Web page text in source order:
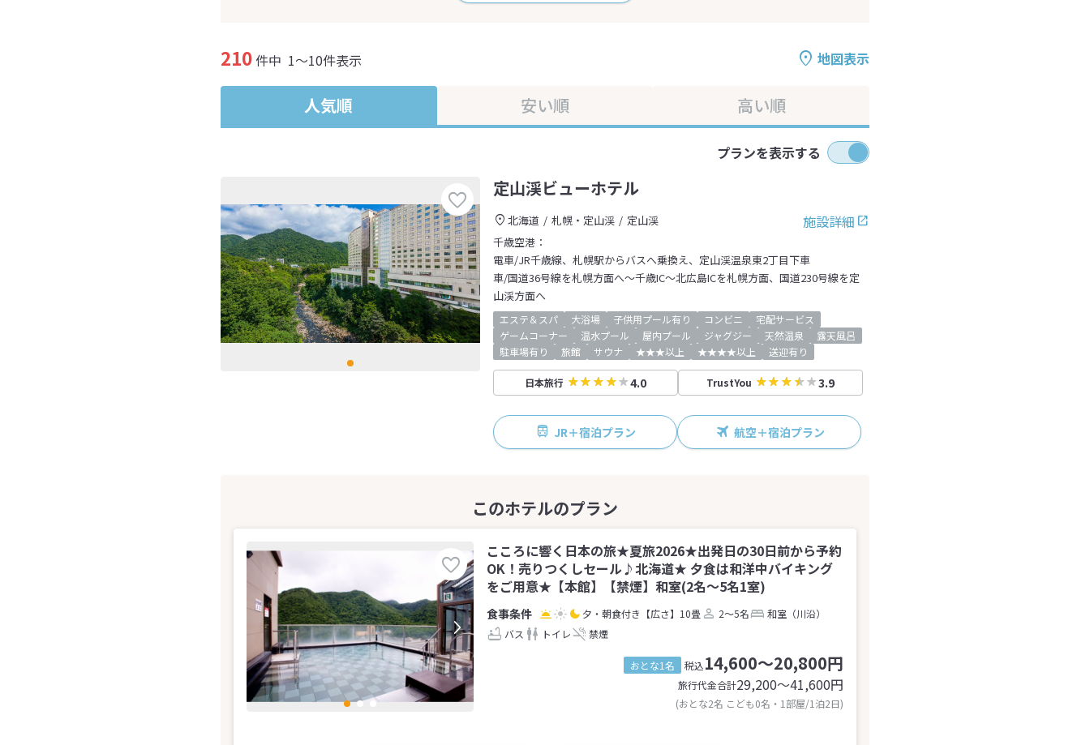
地図表示
210件中 1～10件表示
人気順 安い順 高い順
プランを表示する
定山渓ビューホテル
施設詳細
北海道 札幌・定山渓
定山渓
千歳空港：
電車/JR千歳線、札幌駅からバスへ乗換え、定山渓温泉東2丁目下車
車/国道36号線を札幌方面へ～千歳IC～北広島ICを札幌方面、国道230号線を定
山渓方面へ
エステ＆スパ 大浴場 子供用プール有り コンビニ
宅配サービス
ゲームコーナー
温水プール 屋内プール ジャグジー 天然温泉
露天風呂
駐車場有り
旅館 サウナ ★★★以上 ★★★★以上 送迎有り
日本旅行 4.0 TrustYou 3.9
JR＋宿泊プラン 航空＋宿泊プラン
こころに響く日本の旅★夏旅2026★出発日の30日前から予約
OK！売りつくしセール♪北海道★ 夕食は和洋中バイキング
をご用意★【本館】【禁煙】和室(2名～5名1室)
夕・朝食付き 【広さ】10畳 2～5名
和室（川沿）
バス
トイレ 禁煙
おとな1名 税込14,600～20,800円
旅行代金合計29,200〜41,600円
(おとな2名 こども0名・1部屋/1泊2日)